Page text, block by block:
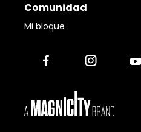
Comunidad
Mi bloque